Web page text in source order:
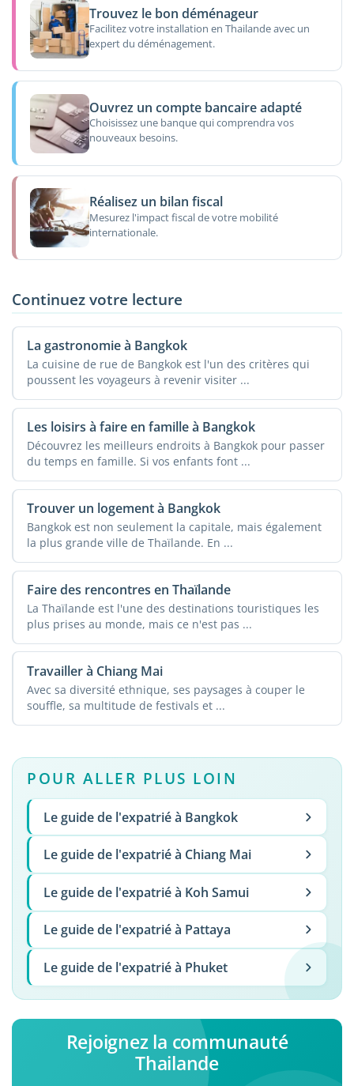
Trouvez le bon déménageur
Facilitez votre installation en Thailande avec un
expert du déménagement.
Ouvrez un compte bancaire adapté
Choisissez une banque qui comprendra vos
nouveaux besoins.
Réalisez un bilan fiscal
Mesurez l'impact fiscal de votre mobilité
internationale.
Continuez votre lecture
La gastronomie à Bangkok
La cuisine de rue de Bangkok est l'un des critères qui
poussent les voyageurs à revenir visiter ...
Les loisirs à faire en famille à Bangkok
Découvrez les meilleurs endroits à Bangkok pour passer
du temps en famille. Si vos enfants font ...
Trouver un logement à Bangkok
Bangkok est non seulement la capitale, mais également
la plus grande ville de Thaïlande. En ...
Faire des rencontres en Thaïlande
La Thaïlande est l'une des destinations touristiques les
plus prises au monde, mais ce n'est pas ...
Travailler à Chiang Mai
Avec sa diversité ethnique, ses paysages à couper le
souffle, sa multitude de festivals et ...
POUR ALLER PLUS LOIN
Le guide de l'expatrié à Bangkok
Le guide de l'expatrié à Chiang Mai
Le guide de l'expatrié à Koh Samui
Le guide de l'expatrié à Pattaya
Le guide de l'expatrié à Phuket
Rejoignez la communauté
Thailande